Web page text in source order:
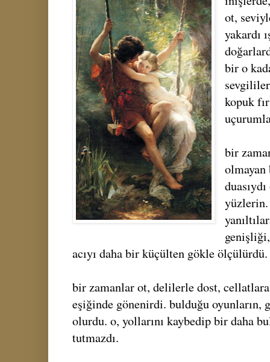
ot,
yakardı
bir o
kopuk
bir
yüzlerin.
acıyı daha bir küçülten gökle ölçülürdü.
bir zamanlar ot, delilerle dost, cellatlara
eşiğinde gönenirdi. bulduğu oyunların,
olurdu. o, yollarını kaybedip bir daha
tutmazdı.